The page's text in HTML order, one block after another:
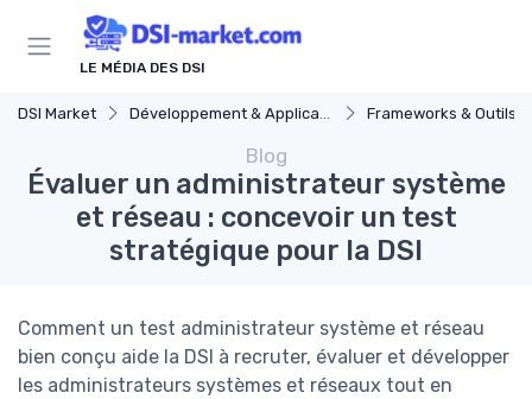
LE MÉDIA DES DSI
DSI Market Développement & Applications Frameworks & Outils
Blog
Évaluer un administrateur système
et réseau : concevoir un test
stratégique pour la DSI
Comment un test administrateur système et réseau
bien conçu aide la DSI à recruter, évaluer et développer
les administrateurs systèmes et réseaux tout en
Panneau de gestion des cookies